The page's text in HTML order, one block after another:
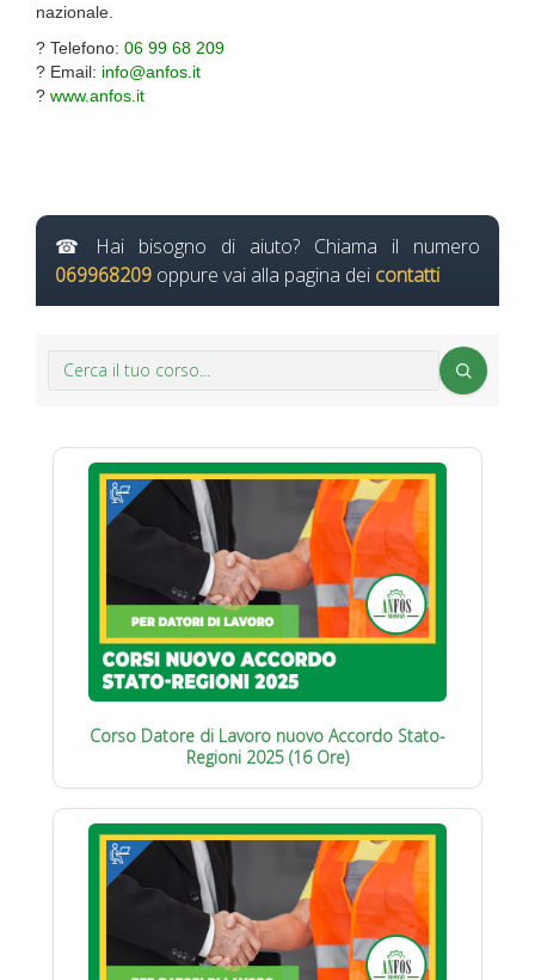
nazionale.
? Telefono: 06 99 68 209
? Email: info@anfos.it
? www.anfos.it
Hai bisogno di aiuto? Chiama il numero
069968209 oppure vai alla pagina dei contatti
Corso Datore di Lavoro nuovo Accordo Stato-
Regioni 2025 (16 Ore)